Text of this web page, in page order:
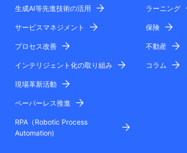
生成AI等先進技術の活用
サービスマネジメント
プロセス改善
インテリジェント化の取り組み
現場革新活動
ペーパーレス推進
RPA（Robotic Process
Automation)
ラーニング
保険
不動産
コラム